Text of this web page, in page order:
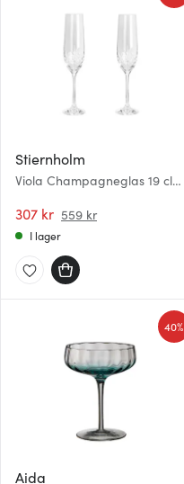
Stiernholm
Viola Champagneglas 19 cl
307 kr 559 kr
I lager
Aida
40%